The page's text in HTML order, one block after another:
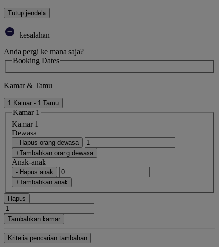
Tutup jendela
kesalahan
Anda pergi ke mana saja?
Booking Dates
Kamar & Tamu
1 Kamar - 1 Tamu
Kamar 1
Kamar 1
Dewasa
- Hapus orang dewasa
+Tambahkan orang dewasa
Anak-anak
- Hapus anak
+Tambahkan anak
Hapus
Tambahkan kamar
Kriteria pencarian tambahan